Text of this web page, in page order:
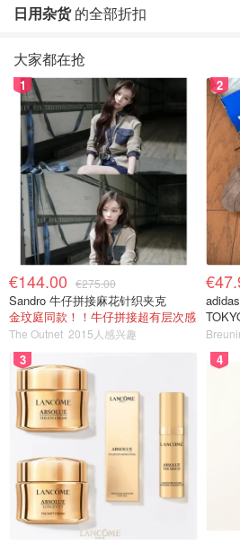
日用杂货的全部折扣
大家都在抢
1
€144.00 €275.00
Sandro 牛仔拼接麻花针织夹克
金玟庭同款！！牛仔拼接超有层次感
The Outnet 2015人感兴趣
2
3 4